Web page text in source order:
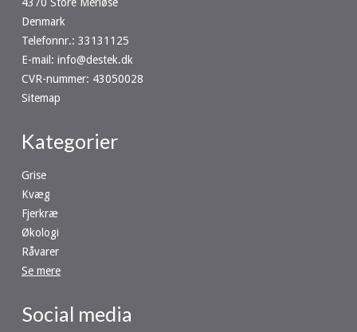
Denmark
Telefonnr.: 33131125
E-mail : info@destek.dk
CVR-nummer: 43050028
Sitemap
Kategorier
Grise
Kvæg
Fjerkræ
Økologi
Råvarer
Se mere
Social media